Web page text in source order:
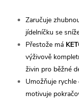
Zaručuje
jídelníčku se
Přestože má
výživově
živin pro běžné
Umožňuje
motivuje